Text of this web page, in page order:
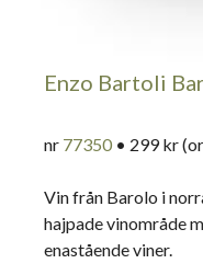
Enzo Bartoli
nr 77350 • 299 kr
Vin från Barolo i
hajpade vinområde
enastående viner.